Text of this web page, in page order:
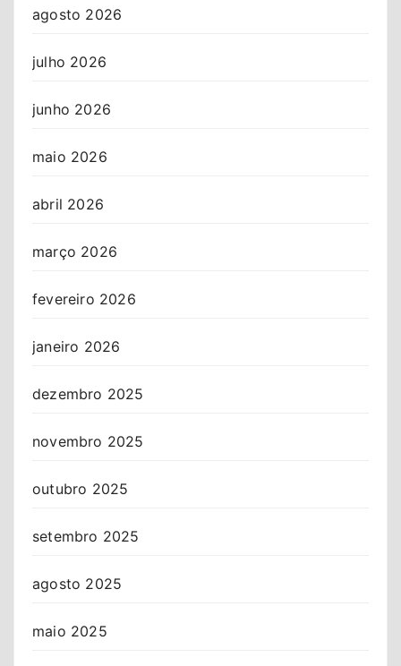
agosto 2026
julho 2026
junho 2026
maio 2026
abril 2026
março 2026
fevereiro 2026
janeiro 2026
dezembro 2025
novembro 2025
outubro 2025
setembro 2025
agosto 2025
maio 2025